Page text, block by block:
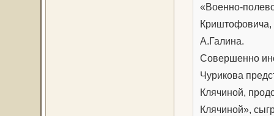
«Военно-
Криштофовича,
А.Галина.
Совершенно
Чурикова
Клячиной,
Клячиной»,